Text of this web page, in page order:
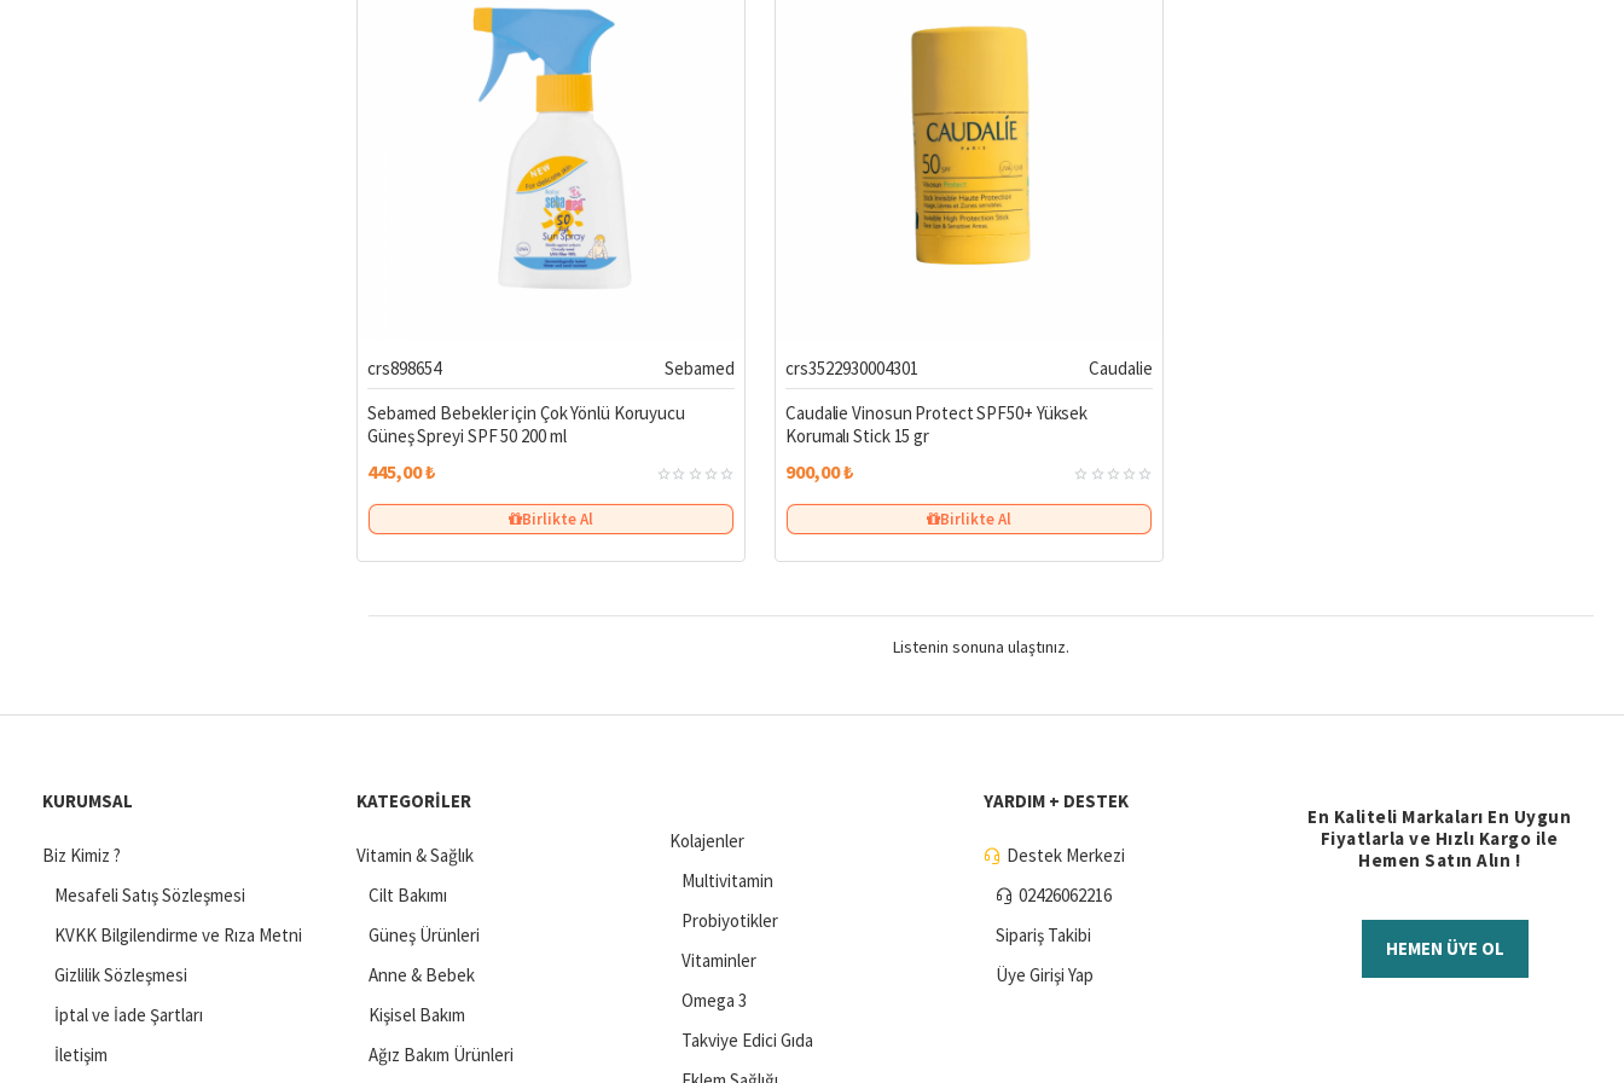
Her 2 saatte bir, yüzme ve terleme sonrası tekrar uygulayın.
Güneşin en yoğun olduğu saatlerde (11:00–16:00) gölgede kalmaya özen gösterin.
MINIKLERIN CILDINI GÜNEŞTEN KORUYUN
’daki bebek ve çocuk güneş kremlerini inceleyin, güneşin keyfini güvenle çıkarın.
Çok Satan
crs898654
Sebamed
Sebamed Bebekler için Çok Yönlü Koruyucu
Güneş Spreyi SPF 50 200 ml
445,00 ₺
Birlikte Al
crs3522930004301
Caudalie
Caudalie Vinosun Protect SPF50+ Yüksek
Korumalı Stick 15 gr
900,00 ₺
Birlikte Al
Listenin sonuna ulaştınız.
KURUMSAL
Biz Kimiz ?
Mesafeli Satış Sözleşmesi
KVKK Bilgilendirme ve Rıza Metni
Gizlilik Sözleşmesi
İptal ve İade Şartları
İletişim
KATEGORILER
Vitamin & Sağlık
Cilt Bakımı
Güneş Ürünleri
Anne & Bebek
Kişisel Bakım
Ağız Bakım Ürünleri
Kolajenler
Multivitamin
Probiyotikler
Vitaminler
Omega 3
Takviye Edici Gıda
YARDIM + DESTEK
Destek Merkezi
02426062216
Sipariş Takibi
Üye Girişi Yap
En Kaliteli Markaları En Uygun
Fiyatlarla ve Hızlı Kargo ile
Hemen Satın Alın !
HEMEN ÜYE OL